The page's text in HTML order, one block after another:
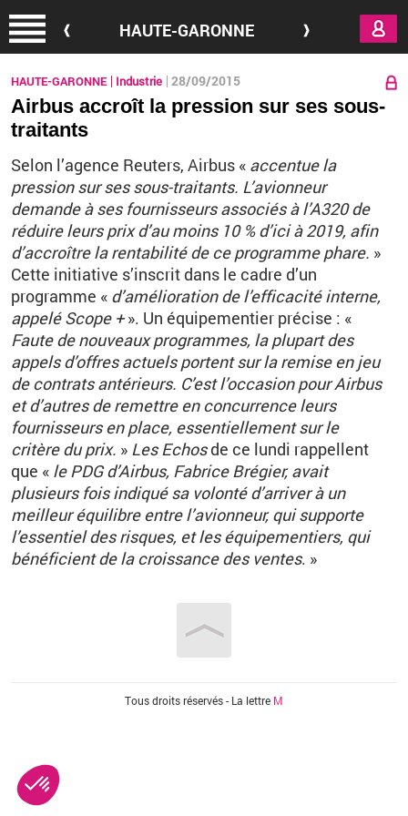
HAUTE-GARONNE
HAUTE-GARONNE Industrie 28/09/2015
Airbus accroît la pression sur ses sous-
traitants
Selon l’agence Reuters, Airbus « accentue la
pression sur ses sous-traitants. L’avionneur
demande à ses fournisseurs associés à l’A320 de
réduire leurs prix d’au moins 10 % d’ici à 2019, afin
d’accroître la rentabilité de ce programme phare. »
Cette initiative s’inscrit dans le cadre d’un
programme « d’amélioration de l’efficacité interne,
appelé Scope +». Un équipementier précise : «
Faute de nouveaux programmes, la plupart des
appels d’offres actuels portent sur la remise en jeu
de contrats antérieurs. C’est l’occasion pour Airbus
et d’autres de remettre en concurrence leurs
fournisseurs en place, essentiellement sur le
critère du prix. » Les Echosde ce lundi rappellent
que « le PDG d’Airbus, Fabrice Brégier, avait
plusieurs fois indiqué sa volonté d’arriver à un
meilleur équilibre entre l’avionneur, qui supporte
l’essentiel des risques, et les équipementiers, qui
bénéficient de la croissance des ventes. »
Tous droits réservés - La lettre M